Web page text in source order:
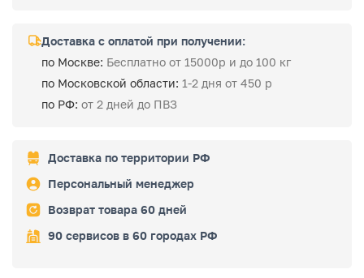
Доставка с оплатой при получении:
по Москве: Бесплатно от 15000р и до 100 кг
по Московской области: 1-2 дня от 450 р
по РФ: от 2 дней до ПВЗ
Доставка по территории РФ
Персональный менеджер
Возврат товара 60 дней
90 сервисов в 60 городах РФ